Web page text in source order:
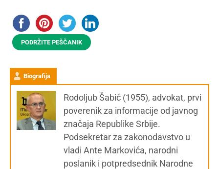
PODRŽITE PEŠČANIK
Biografija
Rodoljub Šabić (1955), advokat, prvi
poverenik za informacije od javnog
značaja Republike Srbije.
Podsekretar za zakonodavstvo u
vladi Ante Markovića, narodni
poslanik i potpredsednik Narodne